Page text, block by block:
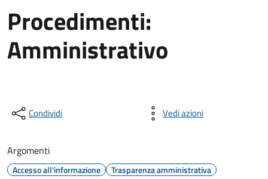
Procedimenti:
Amministrativo
Condividi Vedi azioni
Argomenti
Accesso all'informazione Trasparenza amministrativa